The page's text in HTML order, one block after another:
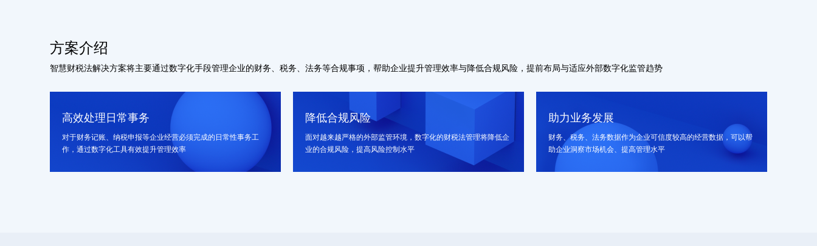
方案介绍
智慧财税法解决方案将主要通过数字化手段管理企业的财务、税务、法务等合规事项，帮助企业提升管理效率与降低合规风险，提前布局与适应外部数字化监管趋势
高效处理日常事务
对于财务记账、纳税申报等企业经营必须完成的日常性事务工
作，通过数字化工具有效提升管理效率
降低合规风险
面对越来越严格的外部监管环境，数字化的财税法管理将降低企
业的合规风险，提高风险控制水平
助力业务发展
财务、税务、法务数据作为企业可信度较高的经营数据，可以帮
助企业洞察市场机会、提高管理水平